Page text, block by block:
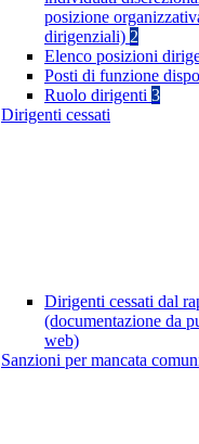
posizione
dirigenziali) 2
Elenco posizioni
Posti di funzione
Ruolo dirigenti 3
Dirigenti cessati
Dirigenti cessati dal
(documentazione da
web)
Sanzioni per mancata